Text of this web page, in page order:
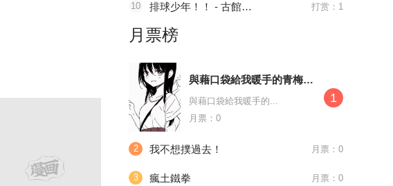
10 排球少年！！ - 古館春一 打赏：1
月票榜
與藉口袋給我暖手的青梅竹馬約會
與藉口袋給我暖手的...
月票：0
1
2 我不想撲過去！ 月票：0
3 瘋土鐵拳 月票：0